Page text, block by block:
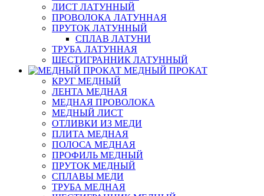
ЛИСТ ЛАТУННЫЙ
ПРОВОЛОКА ЛАТУННАЯ
ПРУТОК ЛАТУННЫЙ
СПЛАВ ЛАТУНИ
ТРУБА ЛАТУННАЯ
ШЕСТИГРАННИК ЛАТУННЫЙ
МЕДНЫЙ ПРОКАТ
КРУГ МЕДНЫЙ
ЛЕНТА МЕДНАЯ
МЕДНАЯ ПРОВОЛОКА
МЕДНЫЙ ЛИСТ
ОТЛИВКИ ИЗ МЕДИ
ПЛИТА МЕДНАЯ
ПОЛОСА МЕДНАЯ
ПРОФИЛЬ МЕДНЫЙ
ПРУТОК МЕДНЫЙ
СПЛАВЫ МЕДИ
ТРУБА МЕДНАЯ